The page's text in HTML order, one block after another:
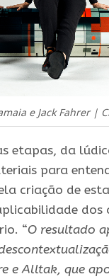
e Jack Fahrer |
etapas, da
para
criação de
“O resultado
e Alltak, que